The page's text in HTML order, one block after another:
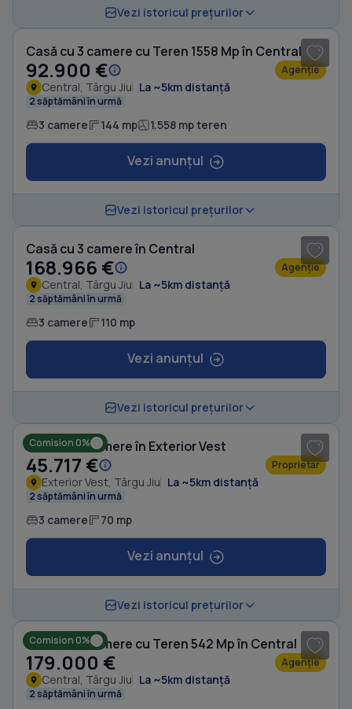
Vezi istoricul prețurilor
Casă cu 3 camere cu Teren 1558 Mp în Central
92.900 € Agenție
Central, Târgu Jiu La ~5km distanță
2 săptămâni în urmă
3 camere 144 mp 1.558 mp teren
Vezi anunțul
Vezi istoricul prețurilor
Casă cu 3 camere în Central
168.966 € Agenție
Central, Târgu Jiu La ~5km distanță
2 săptămâni în urmă
3 camere 110 mp
Vezi anunțul
Vezi istoricul prețurilor
Comision 0%
Casă cu 3 camere în Exterior Vest
45.717 € Proprietar
Exterior Vest, Târgu Jiu La ~5km distanță
2 săptămâni în urmă
3 camere 70 mp
Vezi anunțul
Vezi istoricul prețurilor
Comision 0%
Casă cu 3 camere cu Teren 542 Mp în Central
179.000 € Agenție
Central, Târgu Jiu La ~5km distanță
2 săptămâni în urmă